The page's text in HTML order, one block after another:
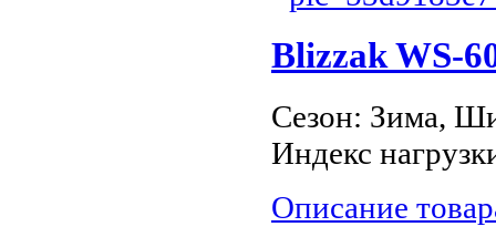
Blizzak WS-
Сезон: Зима,
Индекс
Описание